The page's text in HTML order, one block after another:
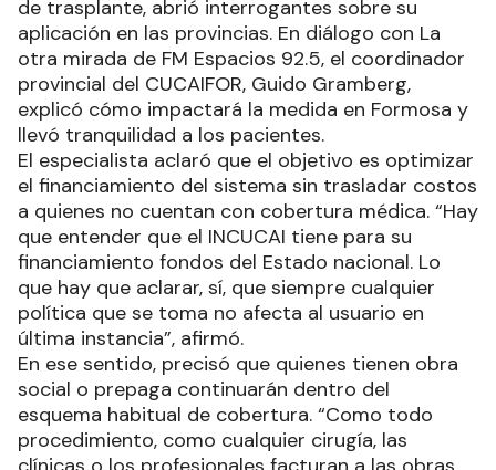
de trasplante, abrió interrogantes sobre su
aplicación en las provincias. En diálogo con La
otra mirada de FM Espacios 92.5, el coordinador
provincial del CUCAIFOR, Guido Gramberg,
explicó cómo impactará la medida en Formosa y
llevó tranquilidad a los pacientes.
El especialista aclaró que el objetivo es optimizar
el financiamiento del sistema sin trasladar costos
a quienes no cuentan con cobertura médica. “Hay
que entender que el INCUCAI tiene para su
financiamiento fondos del Estado nacional. Lo
que hay que aclarar, sí, que siempre cualquier
política que se toma no afecta al usuario en
última instancia”, afirmó.
En ese sentido, precisó que quienes tienen obra
social o prepaga continuarán dentro del
esquema habitual de cobertura. “Como todo
procedimiento, como cualquier cirugía, las